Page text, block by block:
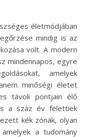
mindig is az
volt. A modern
mindennapos, egyre
amelyek
minőségi életet
távoli pontjain élő
a száz év felettiek
kék zónák, olyan
a tudomány